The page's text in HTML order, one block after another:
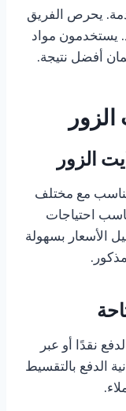
يحرص الفريق
يستخدمون مواد
أفضل نتيجة.
الزور
مع مختلف
احتياجات
الأسعار بسهولة
نقدًا أو عبر
الدفع بالتقسيط